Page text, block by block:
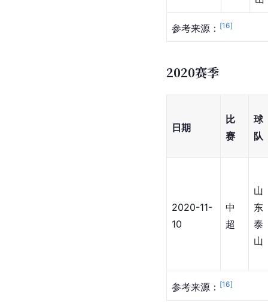
参考来源： [16]
2020赛季
日期
比
赛
球
队
2020-11-
10
中
超
山
东
泰
山
参考来源： [16]